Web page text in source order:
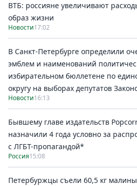
ВТБ: россияне увеличивают
образ жизни
Новости17:02
В Санкт-Петербурге определили
эмблем и наименований
избирательном бюллетене по
округу на выборах депутатов
Новости16:13
Бывшему главе издательств
назначили 4 года условно за
с ЛГБТ-пропагандой*
Россия15:08
Петербуржцы съели 60,5 кг